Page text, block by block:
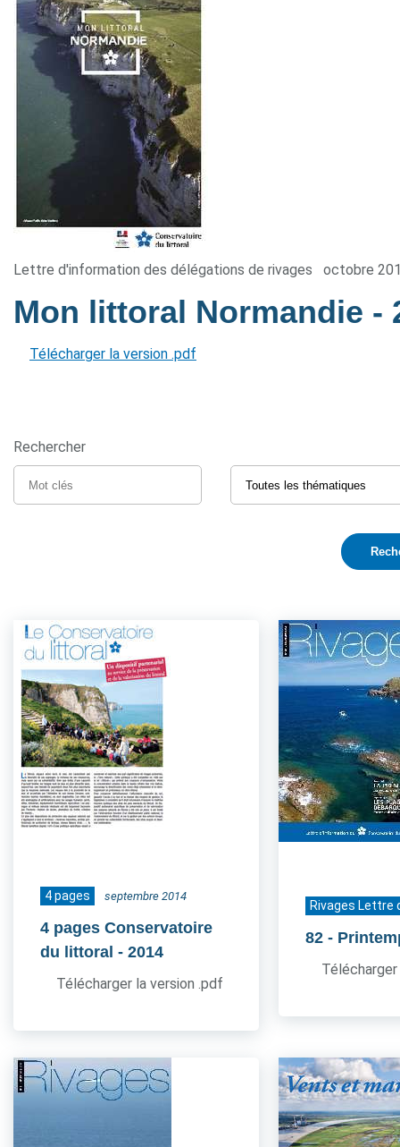
Lettre d'information des délégations de rivages octobre
Mon littoral Normandie -
Télécharger la version .pdf
Rechercher
4 pages septembre 2014
4 pages Conservatoire
du littoral - 2014
Télécharger la version .pdf
Rivages Lettre
82 -